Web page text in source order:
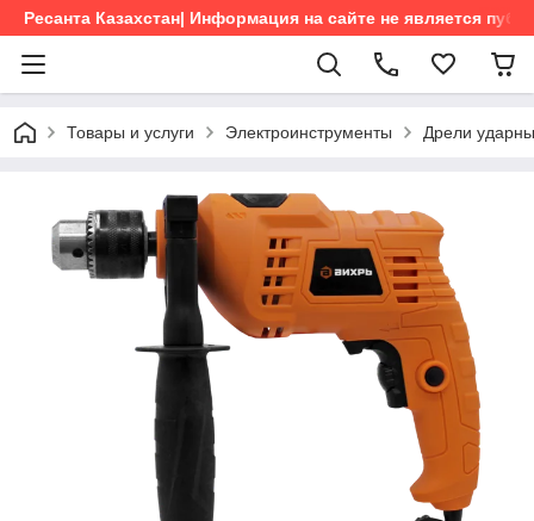
Ресанта Казахстан| Информация на сайте не является
Товары и услуги Электроинструменты Дрели